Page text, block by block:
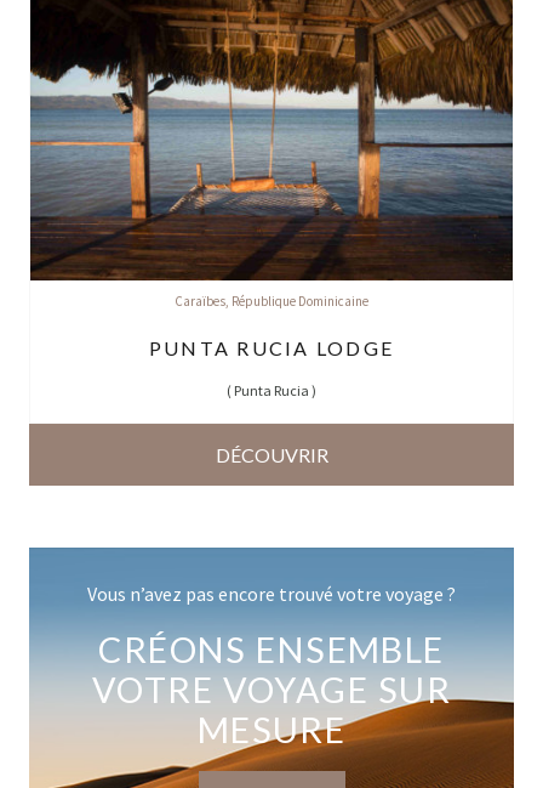
Caraïbes, République Dominicaine
PUNTA RUCIA LODGE
( Punta Rucia )
DÉCOUVRIR
Vous n’avez pas encore trouvé votre voyage ?
CRÉONS ENSEMBLE
VOTRE VOYAGE SUR
MESURE